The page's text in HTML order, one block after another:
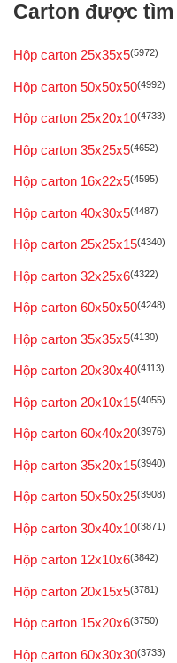
Carton được
Hộp carton 25x35x5(5972)
Hộp carton 50x50x50(4992)
Hộp carton 25x20x10(4733)
Hộp carton 35x25x5(4652)
Hộp carton 16x22x5(4595)
Hộp carton 40x30x5(4487)
Hộp carton 25x25x15(4340)
Hộp carton 32x25x6(4322)
Hộp carton 60x50x50(4248)
Hộp carton 35x35x5(4130)
Hộp carton 20x30x40(4113)
Hộp carton 20x10x15(4055)
Hộp carton 60x40x20(3976)
Hộp carton 35x20x15(3940)
Hộp carton 50x50x25(3908)
Hộp carton 30x40x10(3871)
Hộp carton 12x10x6(3842)
Hộp carton 20x15x5(3781)
Hộp carton 15x20x6(3750)
Hộp carton 60x30x30(3733)